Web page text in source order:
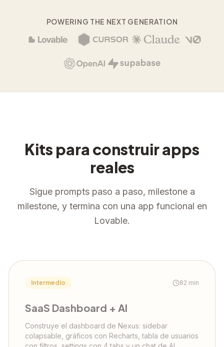
POWERING THE NEXT GENERATION
Kits para construir apps
reales
Sigue prompts paso a paso, milestone a
milestone, y termina con una app funcional en
Lovable.
Intermedio 82 min
SaaS Dashboard + AI
Construye el dashboard de Nexus: sidebar
colapsable, gráficos con Recharts, tabla de usuarios